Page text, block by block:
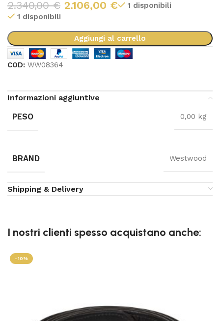
2.340,00€ 2.106,00 €
1 disponibili
1 disponibili
Aggiungi al carrello
COD:WW08364
Informazioni aggiuntive
PESO 0,00 kg
BRAND Westwood
Shipping & Delivery
I nostri clienti spesso acquistano anche:
-10%